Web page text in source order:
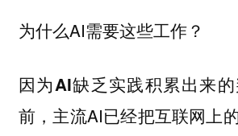
为什么AI需要这些工作？
因为AI缺乏实践积累出来
前，主流AI已经把互联网上